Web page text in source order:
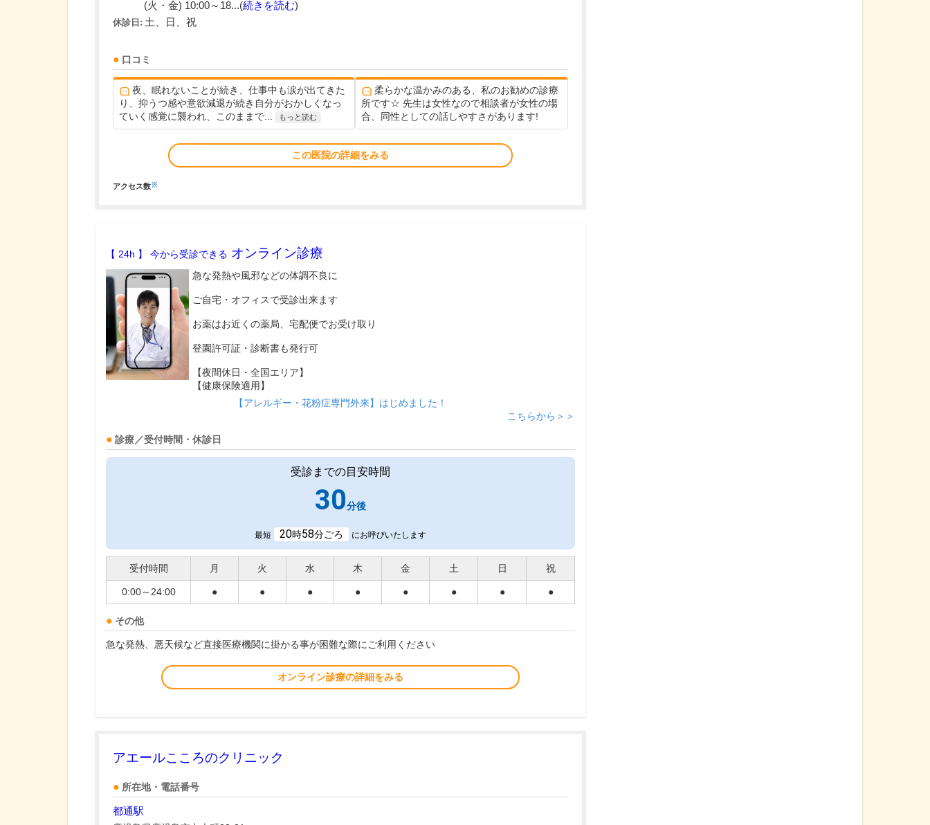
(火・金) 10:00～18...(続きを読む)
休診日: 土、日、祝
口コミ
夜、眠れないことが続き、仕事中も涙が出てきた
り、抑うつ感や意欲減退が続き自分がおかしくなっ
ていく感覚に襲われ、このままで...
もっと読む
柔らかな温かみのある、私のお勧めの診療
所です☆ 先生は女性なので相談者が女性の場
合、同性としての話しやすさがあります!
この医院の詳細をみる
アクセス数※
【 24h 】 今から受診できる オンライン診療
急な発熱や風邪などの体調不良に
ご自宅・オフィスで受診出来ます
お薬はお近くの薬局、宅配便でお受け取り
登園許可証・診断書も発行可
【夜間休日・全国エリア】
【健康保険適用】
【アレルギー・花粉症専門外来】はじめました！
こちらから＞＞
診療／受付時間・休診日
受診までの目安時間
30分後
最短 20時58分ごろ にお呼びいたします
受付時間 月 火 水 木 金 土 日 祝
0:00～24:00 ● ● ● ● ● ● ● ●
その他
急な発熱、悪天候など直接医療機関に掛かる事が困難な際にご利用ください
オンライン診療の詳細をみる
アエールこころのクリニック
所在地・電話番号
都通駅